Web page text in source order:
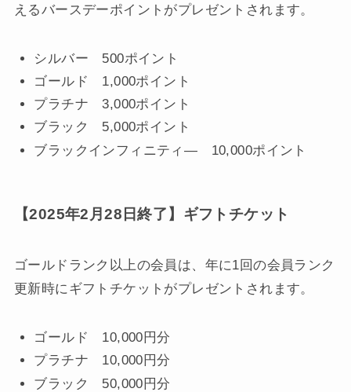
えるバースデーポイントがプレゼントされます。
シルバー 500ポイント
ゴールド 1,000ポイント
プラチナ 3,000ポイント
ブラック 5,000ポイント
ブラックインフィニティ― 10,000ポイント
【2025年2月28日終了】ギフトチケット
ゴールドランク以上の会員は、年に1回の会員ランク
更新時にギフトチケットがプレゼントされます。
ゴールド 10,000円分
プラチナ 10,000円分
ブラック 50,000円分